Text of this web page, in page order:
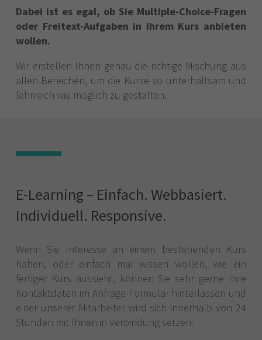
Dabei ist es egal, ob Sie Multiple-Choice-Fragen
oder Freitext-Aufgaben in Ihrem Kurs anbieten
wollen.
Wir erstellen Ihnen genau die richtige Mischung aus
allen Bereichen, um die Kurse so unterhaltsam und
lehrreich wie möglich zu gestalten.
E-Learning – Einfach. Webbasiert.
Individuell. Responsive.
Wenn Sie Interesse an einem bestehenden Kurs
haben, oder einfach mal wissen wollen, wie ein
fertiger Kurs aussieht, können Sie sehr gerne Ihre
Kontaktdaten im Anfrage-Formular hinterlassen und
einer unserer Mitarbeiter wird sich innerhalb von 24
Stunden mit Ihnen in Verbindung setzen.